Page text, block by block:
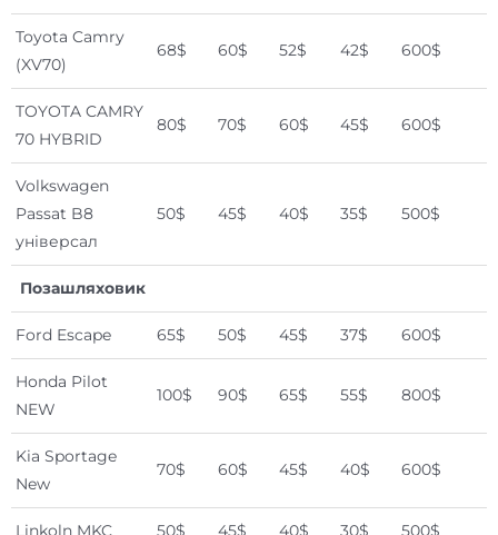
Toyota Camry
(XV70)
68$ 60$ 52$ 42$ 600$
TOYOTA CAMRY
70 HYBRID
80$ 70$ 60$ 45$ 600$
Volkswagen
Passat B8
універсал
50$ 45$ 40$ 35$ 500$
Позашляховик
Ford Escape 65$ 50$ 45$ 37$ 600$
Honda Pilot
NEW
100$ 90$ 65$ 55$ 800$
Kia Sportage
New
70$ 60$ 45$ 40$ 600$
Linkoln MKC 50$ 45$ 40$ 30$ 500$